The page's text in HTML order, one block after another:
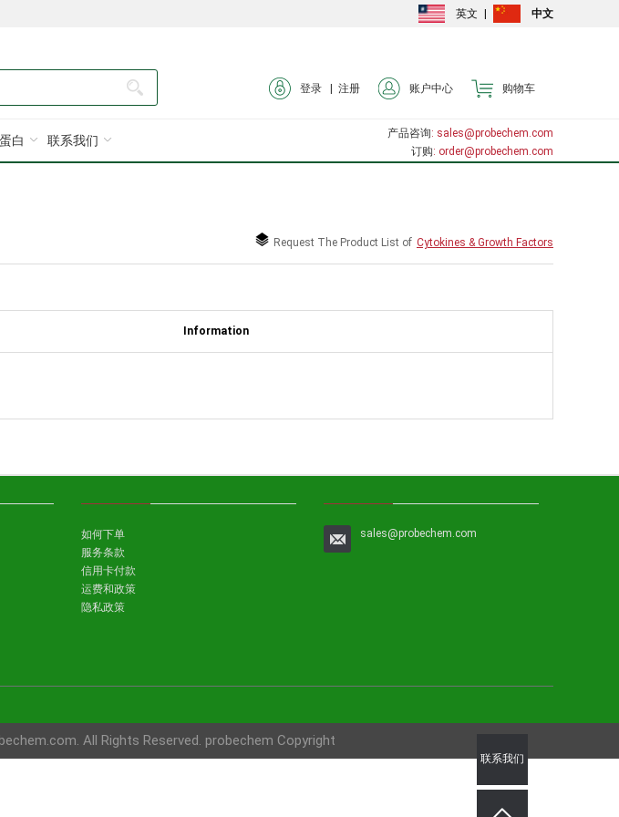
英文 中文
登录 | 注册 账户中心 购物车
产品咨询: sales@probechem.com
订购: order@probechem.com
白 联系我们
Request The Product List of Cytokines & Growth Factors
Information
如何下单
服务条款
信用卡付款
运费和政策
隐私政策
sales@probechem.com
All Rights Reserved. probechem Copyright
联系我们